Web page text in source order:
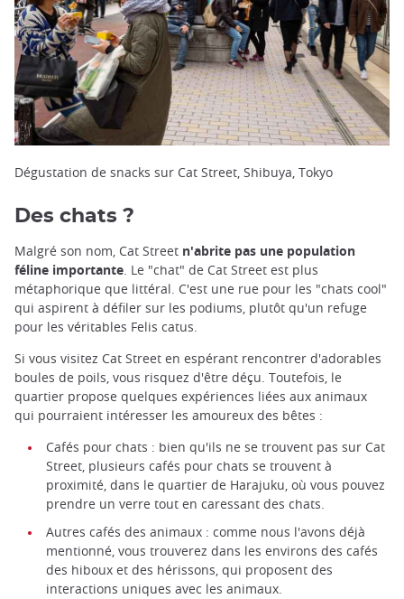
Dégustation de snacks sur Cat Street, Shibuya, Tokyo
Des chats ?
Malgré son nom, Cat Street n'abrite pas une population
féline importante. Le "chat" de Cat Street est plus
métaphorique que littéral. C'est une rue pour les "chats cool"
qui aspirent à défiler sur les podiums, plutôt qu'un refuge
pour les véritables Felis catus.
Si vous visitez Cat Street en espérant rencontrer d'adorables
boules de poils, vous risquez d'être déçu. Toutefois, le
quartier propose quelques expériences liées aux animaux
qui pourraient intéresser les amoureux des bêtes :
Cafés pour chats : bien qu'ils ne se trouvent pas sur Cat
Street, plusieurs cafés pour chats se trouvent à
proximité, dans le quartier de Harajuku, où vous pouvez
prendre un verre tout en caressant des chats.
Autres cafés des animaux : comme nous l'avons déjà
mentionné, vous trouverez dans les environs des cafés
des hiboux et des hérissons, qui proposent des
interactions uniques avec les animaux.